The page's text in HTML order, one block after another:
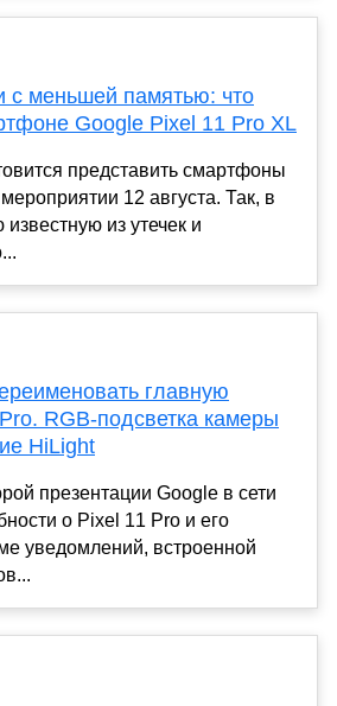
с меньшей памятью: что
Google Pixel 11 Pro XL
представить смартфоны
12 августа. Так, в
из утечек и
главную
RGB-подсветка камеры
HiLight
презентации Google в сети
о Pixel 11 Pro и его
уведомлений, встроенной